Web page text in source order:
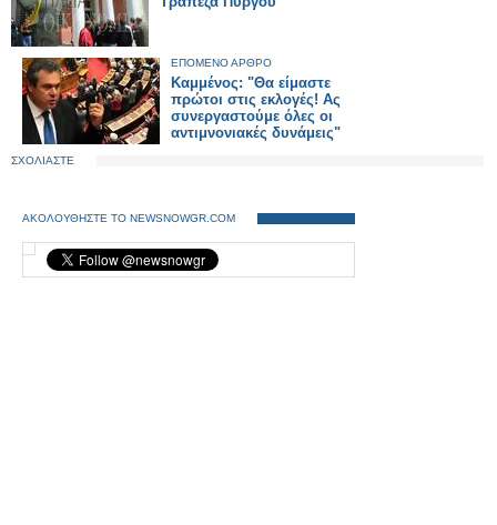
ΕΠΟΜΕΝΟ ΑΡΘΡΟ
Καμμένος: "Θα είμαστε
πρώτοι στις εκλογές! Ας
συνεργαστούμε όλες οι
αντιμνονιακές δυνάμεις"
ΣΧΟΛΙΑΣΤΕ
ΑΚΟΛΟΥΘΗΣΤΕ ΤΟ NEWSNOWGR.COM